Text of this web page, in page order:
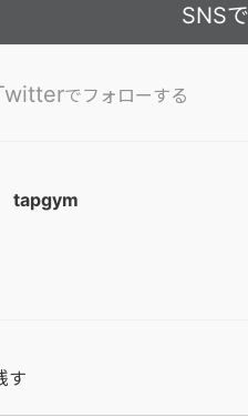
SNS
でフォローする
tapgym
す